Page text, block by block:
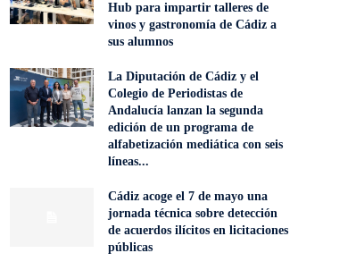
Hub para impartir talleres de
vinos y gastronomía de Cádiz a
sus alumnos
La Diputación de Cádiz y el
Colegio de Periodistas de
Andalucía lanzan la segunda
edición de un programa de
alfabetización mediática con seis
líneas...
Cádiz acoge el 7 de mayo una
jornada técnica sobre detección
de acuerdos ilícitos en licitaciones
públicas